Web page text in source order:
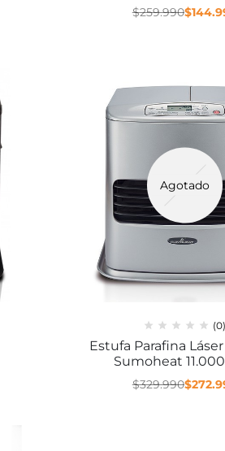
$259.990$
Agotado
(0)
Estufa Parafina
Sumoheat
$329.990$